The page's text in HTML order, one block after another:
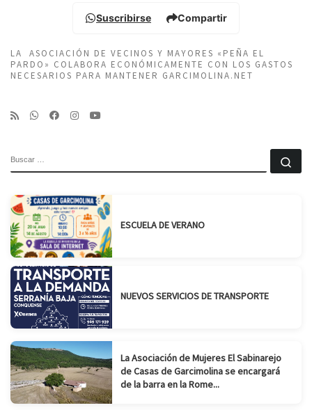
Suscribirse Compartir
LA ASOCIACIÓN DE VECINOS Y MAYORES «PEÑA EL
PARDO» COLABORA ECONÓMICAMENTE CON LOS GASTOS
NECESARIOS PARA MANTENER GARCIMOLINA.NET
ESCUELA DE VERANO
NUEVOS SERVICIOS DE TRANSPORTE
La Asociación de Mujeres El Sabinarejo
de Casas de Garcimolina se encargará
de la barra en la Rome...